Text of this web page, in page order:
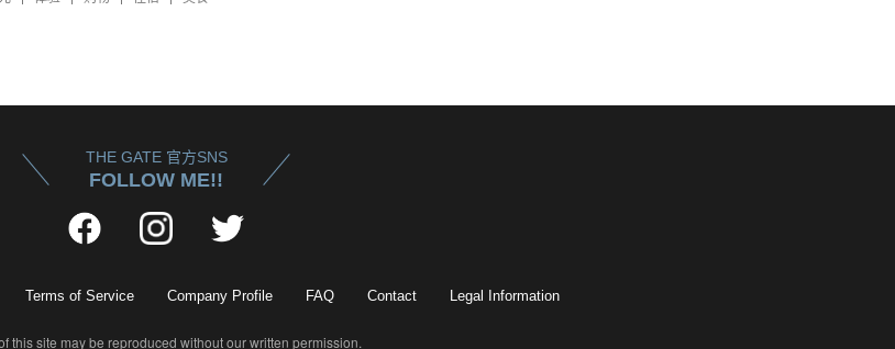
THE GATE 官方SNS
FOLLOW ME!!
Terms of Service Company Profile FAQ Contact Legal Information
this site may be reproduced without our written permission.